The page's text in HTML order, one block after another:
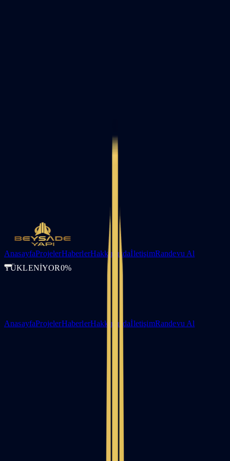
YÜKLENİYOR0%
AnasayfaProjelerHaberlerHakkımızdaİletişimRandevu Al
AnasayfaProjelerHaberlerHakkımızdaİletişimRandevu Al